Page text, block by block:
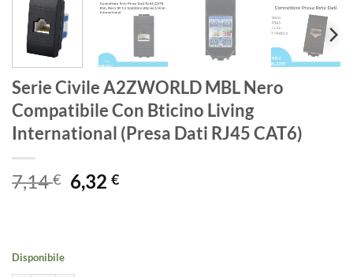
Serie Civile A2ZWORLD MBL Nero
Compatibile Con Bticino Living
International (Presa Dati RJ45 CAT6)
7,14€ Il
prezzo
6,32€Il
Disponibile